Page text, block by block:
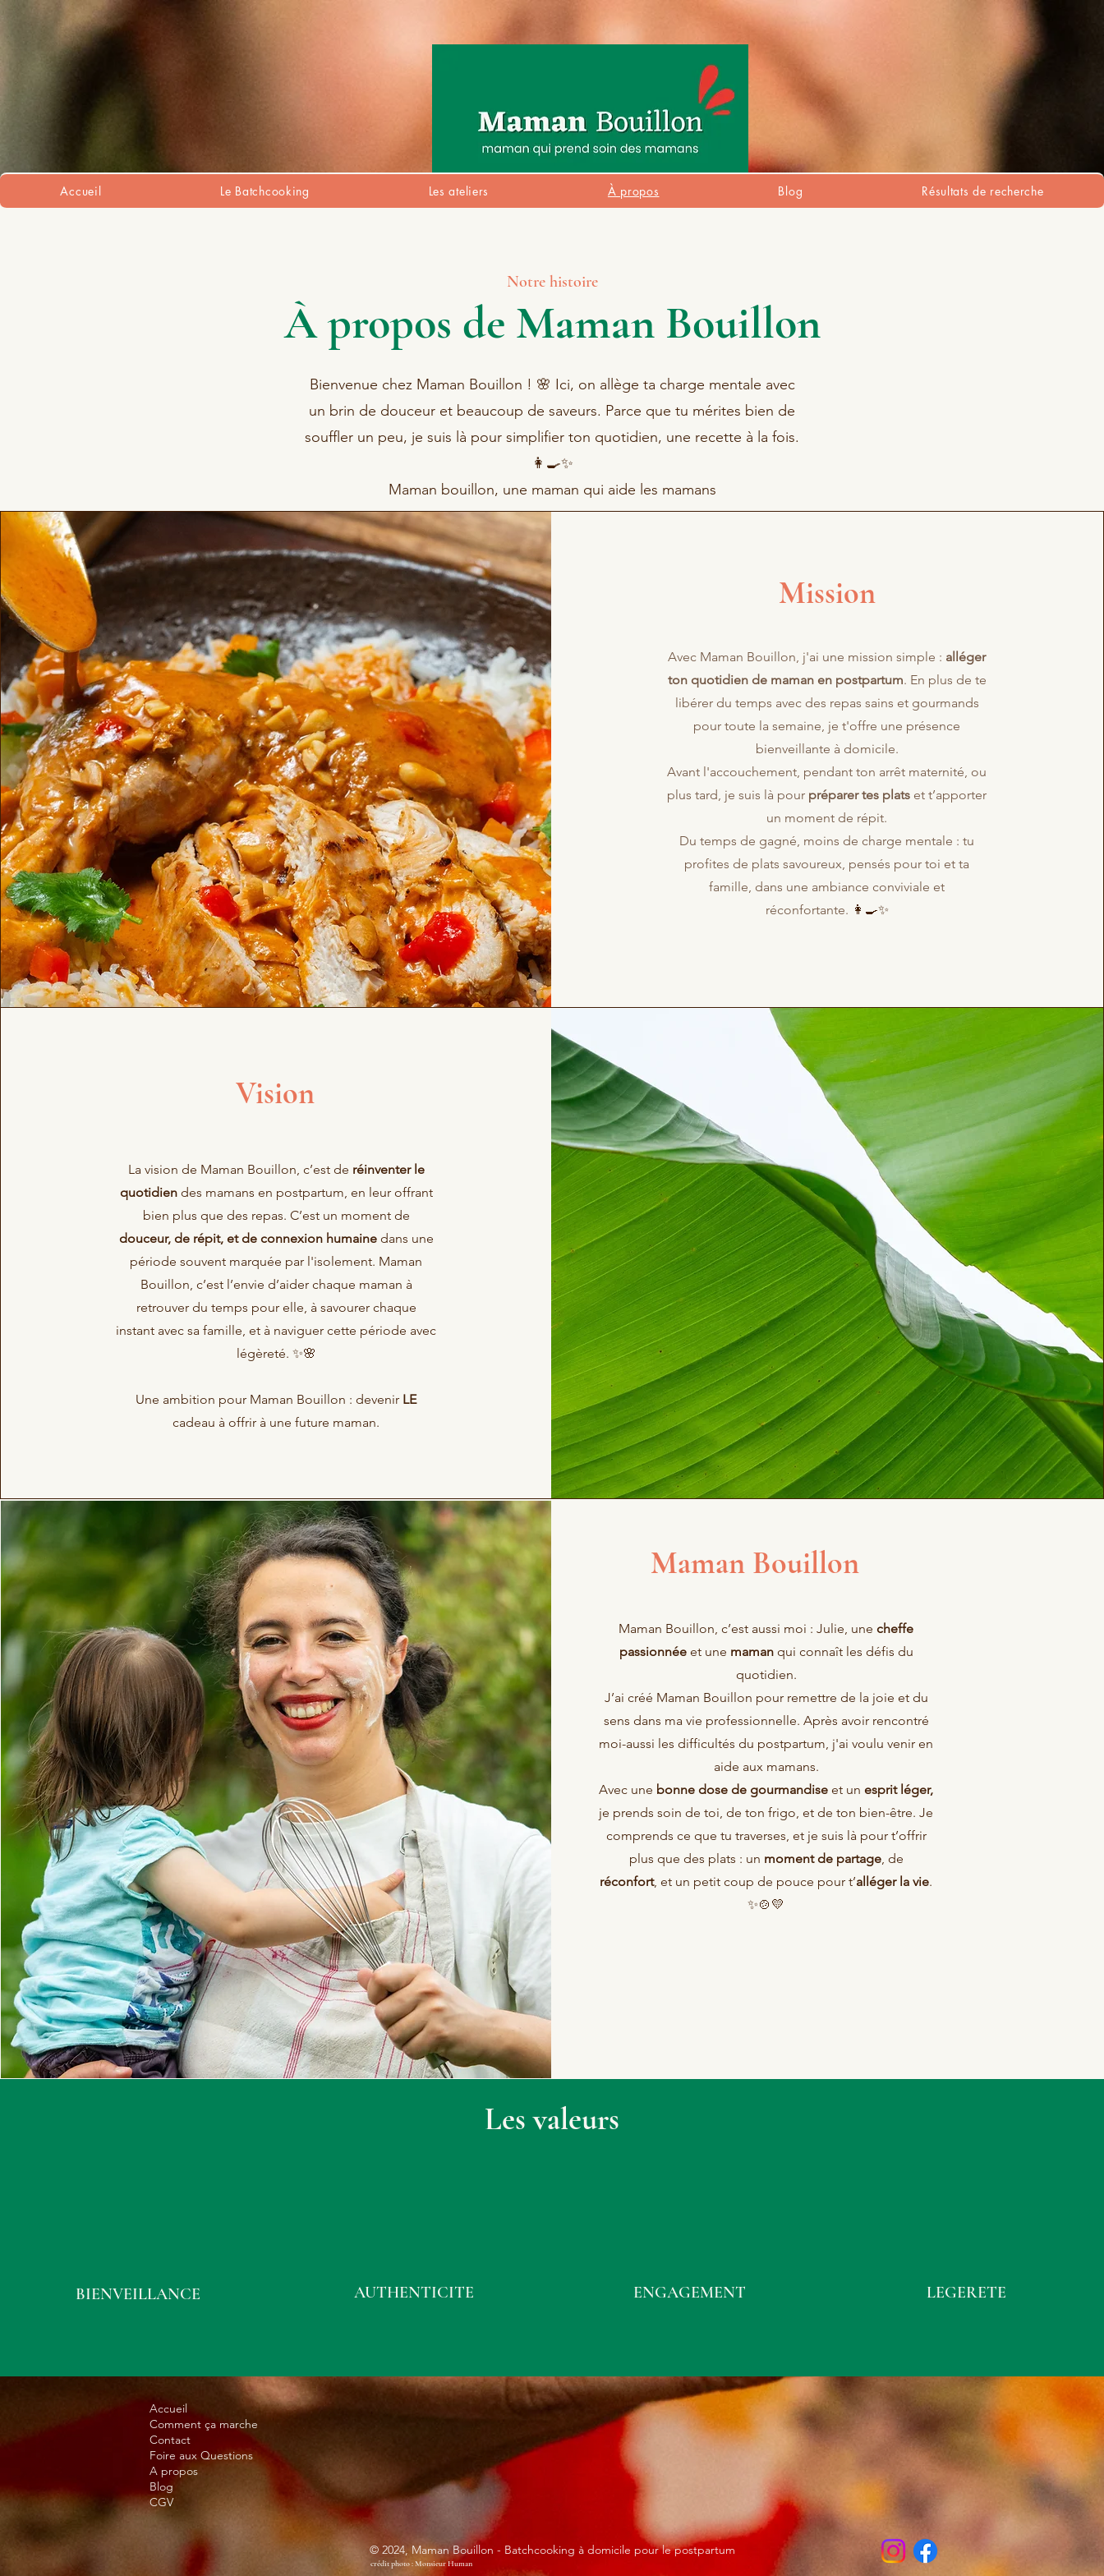
Accueil Le Batchcooking Les ateliers À propos Blog Résultats de recherche
Notre histoire
À propos de Maman Bouillon
Bienvenue chez Maman Bouillon ! 🌸 Ici, on allège ta charge mentale avec
un brin de douceur et beaucoup de saveurs. Parce que tu mérites bien de
souffler un peu, je suis là pour simplifier ton quotidien, une recette à la fois.
👩‍🍳✨
Maman bouillon, une maman qui aide les mamans
Mission
Avec Maman Bouillon, j'ai une mission simple : alléger
ton quotidien de maman en postpartum. En plus de te
libérer du temps avec des repas sains et gourmands
pour toute la semaine, je t'offre une présence
bienveillante à domicile.
Avant l'accouchement, pendant ton arrêt maternité, ou
plus tard, je suis là pour préparer tes plats et t’apporter
un moment de répit.
Du temps de gagné, moins de charge mentale : tu
profites de plats savoureux, pensés pour toi et ta
famille, dans une ambiance conviviale et
réconfortante. 👩‍🍳✨
Vision
La vision de Maman Bouillon, c’est de réinventer le
quotidiendes mamans en postpartum, en leur offrant
bien plus que des repas. C’est un moment de
douceur, de répit, et de connexion humainedans une
période souvent marquée par l'isolement. Maman
Bouillon, c’est l’envie d’aider chaque maman à
retrouver du temps pour elle, à savourer chaque
instant avec sa famille, et à naviguer cette période avec
légèreté. ✨🌸
Une ambition pour Maman Bouillon : devenir LE
cadeau à offrir à une future maman.
Maman Bouillon
Maman Bouillon, c’est aussi moi : Julie, unecheffe
passionnéeet une mamanqui connaît les défis du
quotidien.
J’ai créé Maman Bouillon pour remettre de la joie et du
sens dans ma vie professionnelle. Après avoir rencontré
moi-aussi les difficultés du postpartum, j'ai voulu venir en
aide aux mamans.
Avec une bonne dose de gourmandise et unesprit léger,
je prends soin de toi, de ton frigo, et de ton bien-être. Je
comprends ce que tu traverses, et je suis là pour t’offrir
plus que des plats : un moment de partage, de
réconfort, et un petit coup de pouce pour t’alléger la vie.
✨🍲💛
BIENVEILLANCE AUTHENTICITE ENGAGEMENT LEGERETE
Les valeurs
Accueil
Comment ça marche
Contact
Foire aux Questions
A propos
Blog
CGV
© 2024, Maman Bouillon - Batchcooking à domicile pour le postpartum
crédit photo : Monsieur Human